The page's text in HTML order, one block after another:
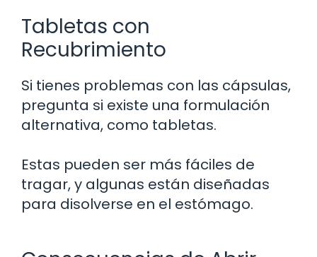
Tabletas con
Recubrimiento
Si tienes problemas con las cápsulas,
pregunta si existe una formulación
alternativa, como tabletas.
Estas pueden ser más fáciles de
tragar, y algunas están diseñadas
para disolverse en el estómago.